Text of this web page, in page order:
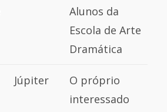
Alunos da
Escola de Arte
Dramática
Júpiter
O próprio
interessado